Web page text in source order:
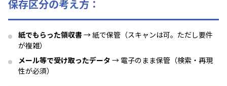
保存区分の考え方：
紙でもらった領収書→ 紙で保管（スキャンは可。ただし要件
が複雑）
メール等で受け取ったデータ → 電子のまま保管（検索・再現
性が必須）